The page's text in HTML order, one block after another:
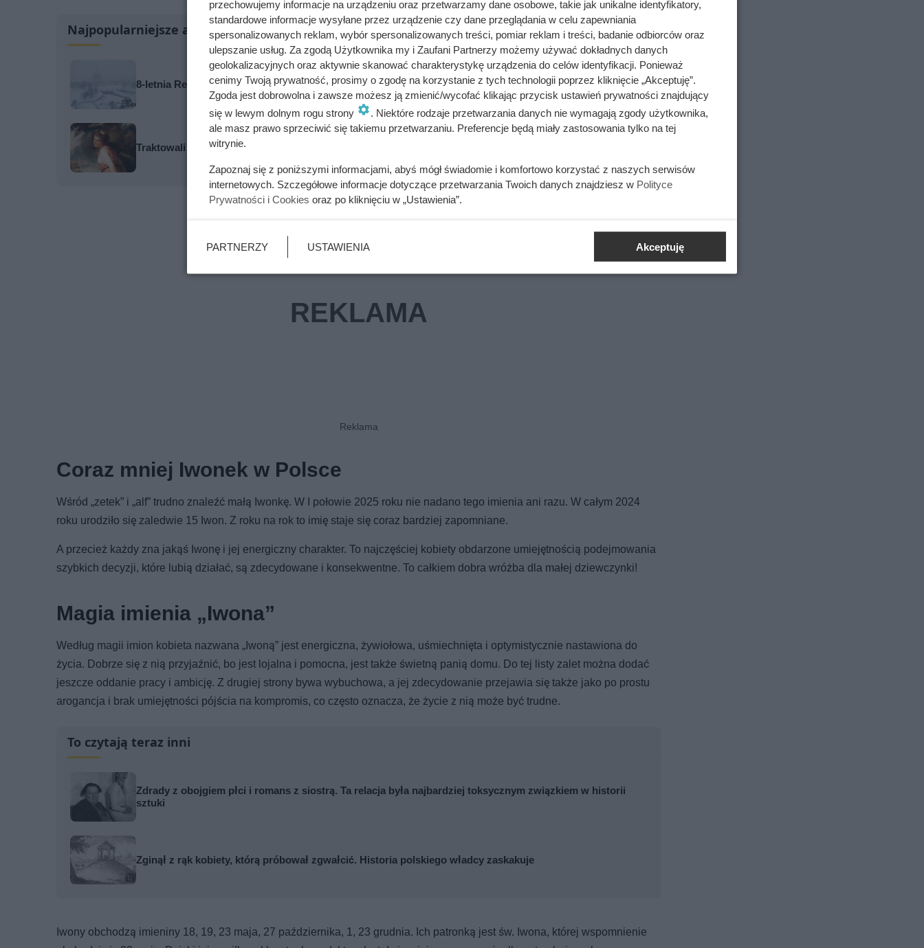
Najpopularniejsze artykuły
8-letnia Relisha zapadła się pod ziemię. Telefon od fałszywego lekarza opóźnił śledztwo o prawie miesiąc
Traktowali ją jak zabawkę i przekazywali z rąk do rąk. Niewiarygodne losy słynnej skandalistki
Coraz mniej Iwonek w Polsce
Wśród „zetek” i „alf” trudno znaleźć małą Iwonkę. W I połowie 2025 roku nie nadano tego imienia ani razu. W całym 2024
roku urodziło się zaledwie 15 Iwon. Z roku na rok to imię staje się coraz bardziej zapomniane.
A przecież każdy zna jakąś Iwonę i jej energiczny charakter. To najczęściej kobiety obdarzone umiejętnością podejmowania
szybkich decyzji, które lubią działać, są zdecydowane i konsekwentne. To całkiem dobra wróżba dla małej dziewczynki!
Magia imienia „Iwona”
Według magii imion kobieta nazwana „Iwoną” jest energiczna, żywiołowa, uśmiechnięta i optymistycznie nastawiona do
życia. Dobrze się z nią przyjaźnić, bo jest lojalna i pomocna, jest także świetną panią domu. Do tej listy zalet można dodać
jeszcze oddanie pracy i ambicję. Z drugiej strony bywa wybuchowa, a jej zdecydowanie przejawia się także jako po prostu
arogancja i brak umiejętności pójścia na kompromis, co często oznacza, że życie z nią może być trudne.
To czytają teraz inni
Zdrady z obojgiem płci i romans z siostrą. Ta relacja była najbardziej toksycznym związkiem w historii
sztuki
Zginął z rąk kobiety, którą próbował zgwałcić. Historia polskiego władcy zaskakuje
Iwony obchodzą imieniny 18, 19, 23 maja, 27 października, 1, 23 grudnia. Ich patronką jest św. Iwona, której wspomnienie
przechowujemy informacje na urządzeniu oraz przetwarzamy dane osobowe, takie jak unikalne identyfikatory,
standardowe informacje wysyłane przez urządzenie czy dane przeglądania w celu zapewniania
spersonalizowanych reklam, wybór spersonalizowanych treści, pomiar reklam i treści, badanie odbiorców oraz
ulepszanie usług. Za zgodą Użytkownika my i Zaufani Partnerzy możemy używać dokładnych danych
geolokalizacyjnych oraz aktywnie skanować charakterystykę urządzenia do celów identyfikacji. Ponieważ
cenimy Twoją prywatność, prosimy o zgodę na korzystanie z tych technologii poprzez kliknięcie „Akceptuję”.
Zgoda jest dobrowolna i zawsze możesz ją zmienić/wycofać klikając przycisk ustawień prywatności znajdujący
się w lewym dolnym rogu strony
. Niektóre rodzaje przetwarzania danych nie wymagają zgody użytkownika,
ale masz prawo sprzeciwić się takiemu przetwarzaniu. Preferencje będą miały zastosowania tylko na tej
witrynie.
Zapoznaj się z poniższymi informacjami, abyś mógł świadomie i komfortowo korzystać z naszych serwisów
internetowych. Szczegółowe informacje dotyczące przetwarzania Twoich danych znajdziesz w Polityce
Prywatności i Cookies oraz po kliknięciu w „Ustawienia”.
PARTNERZY USTAWIENIA Akceptuję